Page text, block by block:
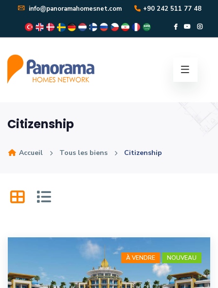
info@panoramahomesnet.com +90 242 511 77 48
Citizenship
Accueil Tous les biens Citizenship
À VENDRE NOUVEAU